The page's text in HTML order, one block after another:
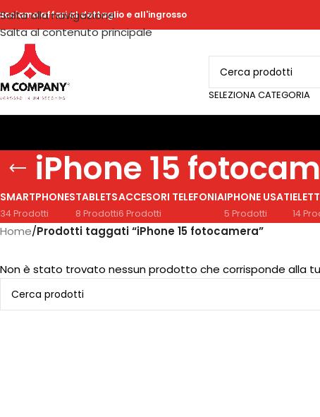
Salta alla navigazione
Salta al contenuto principale
affari al dettaglio e all'ingrosso
SELEZIONA CATEGORIA
iPhone 15
SMARTPHONES
34 Prodotti
TABLETS
8 Prodotti
ACCESORI TELEFONIA
6 Prodotti
IPHONE USATI
5 Prodotti 14
Home/Prodotti taggati “iPhone 15 fotocamera”
Non è stato trovato nessun prodotto che corrisponde alla